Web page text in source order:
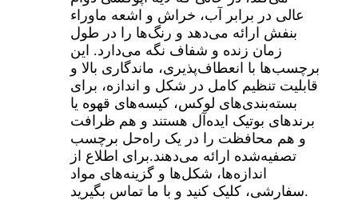
عالی در برابر آب، خراش و اشعه ماوراء
بنفش ارائه می‌دهد و رنگ‌ها را در طول
زمان زنده و شفاف نگه می‌دارد. این
برچسب‌ها با انعطاف‌پذیری، ماندگاری بالا و
قابلیت تنظیم کامل در شکل و اندازه، برای
بسته‌بندی‌های لوکس، کیسه‌های قهوه یا
برندهای بوتیک ایده‌آل هستند و هم ظرافت
و هم محافظت را در یک راه‌حل برچسب
تصفیه‌شده ارائه می‌دهند.برای اطلاع از
اندازه‌ها، شکل‌ها و گزینه‌های مواد
سفارشی، کلیک کنید و با ما تماس بگیرید.